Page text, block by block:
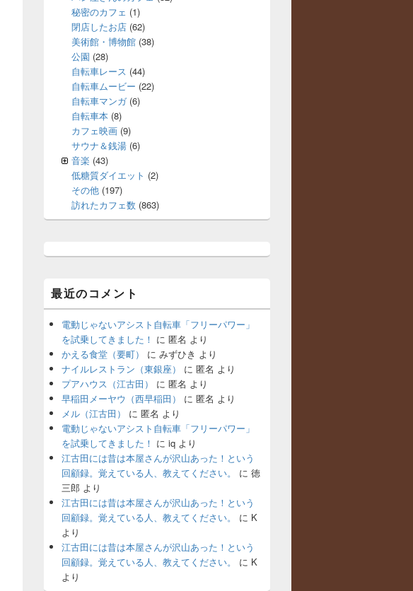
秘密のカフェ (1)
閉店したお店 (62)
美術館・博物館 (38)
公園 (28)
自転車レース (44)
自転車ムービー (22)
自転車マンガ(6)
自転車本 (8)
カフェ映画 (9)
サウナ＆銭湯 (6)
音楽 (43)
低糖質ダイエット (2)
その他 (197)
訪れたカフェ数 (863)
最近のコメント
電動じゃないアシスト自転車「フリーパワー」
を試乗してきました！ に 匿名 より
かえる食堂（要町）
に みずひき より
ナイルレストラン（東銀座）
に 匿名 より
プアハウス（江古田）
に 匿名 より
早稲田メーヤウ（西早稲田）
に 匿名 より
メル（江古田）
に 匿名 より
電動じゃないアシスト自転車「フリーパワー」
を試乗してきました！ に iq より
江古田には昔は本屋さんが沢山あった！という
回顧録。覚えている人、教えてください。
に 徳
三郎 より
江古田には昔は本屋さんが沢山あった！という
回顧録。覚えている人、教えてください。
に K
より
江古田には昔は本屋さんが沢山あった！という
回顧録。覚えている人、教えてください。
に K
より